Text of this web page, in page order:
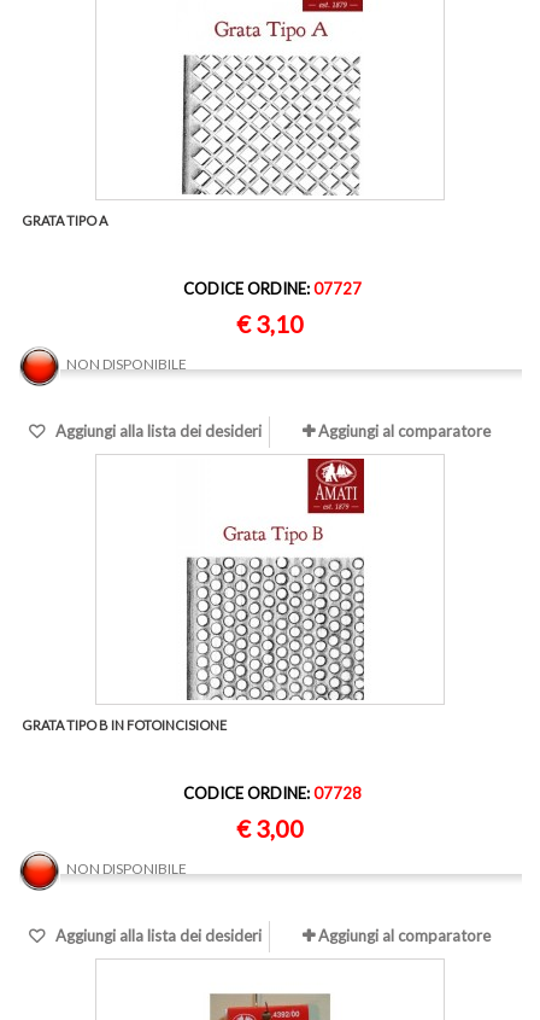
GRATA TIPO A
CODICE ORDINE:07727
€ 3,10
NON DISPONIBILE
Aggiungi alla lista dei desideri Aggiungi al comparatore
GRATA TIPO B IN FOTOINCISIONE
CODICE ORDINE:07728
€ 3,00
NON DISPONIBILE
Aggiungi alla lista dei desideri Aggiungi al comparatore